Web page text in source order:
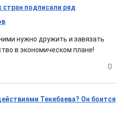
стран подписали ряд
нужно дружить и завязать
в экономическом плане!
0
Текебаева? Он боится